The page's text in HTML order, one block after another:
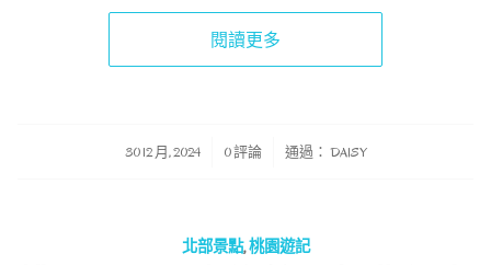
閱讀更多
30 12 月, 2024
/ 0 評論 通過： DAISY
北部景點,桃園遊記